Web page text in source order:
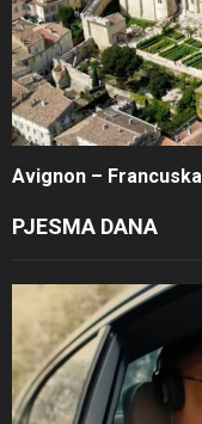
Avignon – Francuska
PJESMA DANA